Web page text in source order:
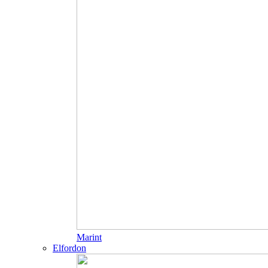
Marint
Elfordon